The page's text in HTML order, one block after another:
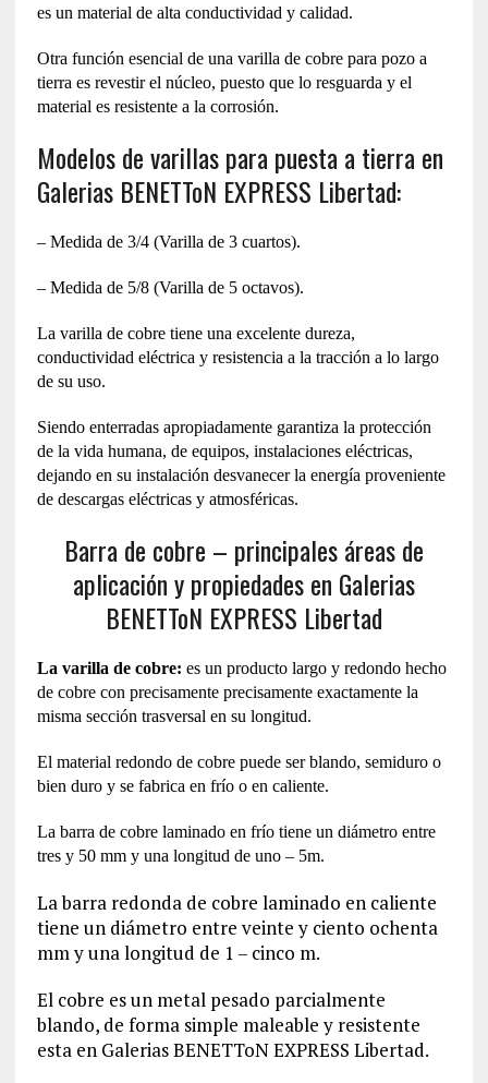
es un material de alta conductividad y calidad.
Otra función esencial de una varilla de cobre para pozo a
tierra es revestir el núcleo, puesto que lo resguarda y el
material es resistente a la corrosión.
Modelos de varillas para puesta a tierra en
Galerias BENETToN EXPRESS Libertad:
– Medida de 3/4 (Varilla de 3 cuartos).
– Medida de 5/8 (Varilla de 5 octavos).
La varilla de cobre tiene una excelente dureza,
conductividad eléctrica y resistencia a la tracción a lo largo
de su uso.
Siendo enterradas apropiadamente garantiza la protección
de la vida humana, de equipos, instalaciones eléctricas,
dejando en su instalación desvanecer la energía proveniente
de descargas eléctricas y atmosféricas.
Barra de cobre – principales áreas de
aplicación y propiedades en Galerias
BENETToN EXPRESS Libertad
La varilla de cobre: es un producto largo y redondo hecho
de cobre con precisamente precisamente exactamente la
misma sección trasversal en su longitud.
El material redondo de cobre puede ser blando, semiduro o
bien duro y se fabrica en frío o en caliente.
La barra de cobre laminado en frío tiene un diámetro entre
tres y 50 mm y una longitud de uno – 5m.
La barra redonda de cobre laminado en caliente
tiene un diámetro entre veinte y ciento ochenta
mm y una longitud de 1 – cinco m.
El cobre es un metal pesado parcialmente
blando, de forma simple maleable y resistente
esta en Galerias BENETToN EXPRESS Libertad.